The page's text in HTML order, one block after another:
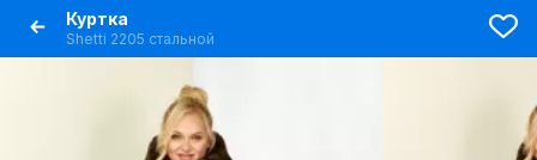
Куртка
Shetti 2205 стальной